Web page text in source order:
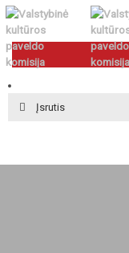
Įsrutis